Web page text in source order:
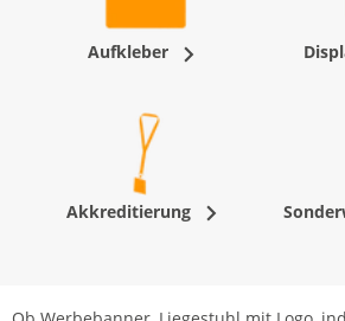
Aufkleber
Akkreditierung